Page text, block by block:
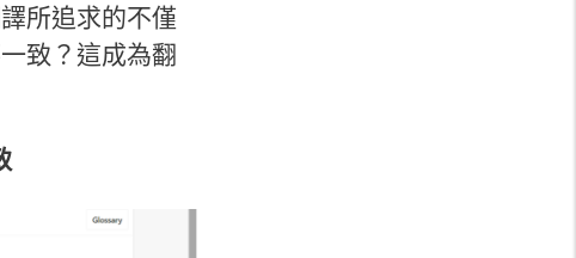
所追求的不僅
致？這成為翻